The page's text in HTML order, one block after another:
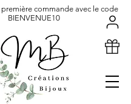
commande avec le code
BIENVENUE10